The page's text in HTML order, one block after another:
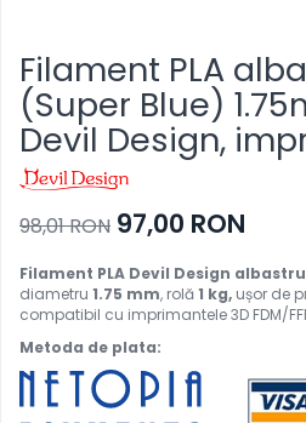
CNC si accesorii CNC
Acumulatori, BMS si accesorii
Acumulatori
BMS
afisare
Accesorii baterii si
acumulatori
Arduino si ESP32
Placi dezvoltare
Filament PLA
(Super Blue)
Devil Design,
98,01 RON 97,00 RON
Filament PLA Devil Design
diametru 1.75 mm, rolă1 kg, ușor de
compatibil cu imprimantele 3D FDM/
Metoda de plata: